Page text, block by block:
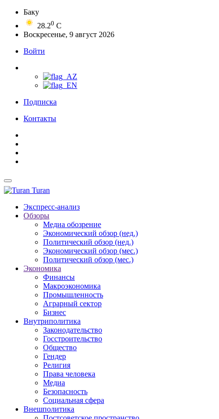
Баку
28.20 C
Воскресенье, 9 август 2026
Войти
Подписка
Контакты
Turan
Экспресс-анализ
Обзоры
Медиа обозрение
Экономический обзор (нед.)
Политический обзор (нед.)
Экономический обзор (мес.)
Политический обзор (мес.)
Экономика
Финансы
Макроэкономика
Промышленность
Аграрный сектор
Бизнес
Внутриполитика
Законодательство
Госстроительство
Общество
Гендер
Религия
Права человека
Медиа
Безопасность
Социальная сфера
Внешполитика